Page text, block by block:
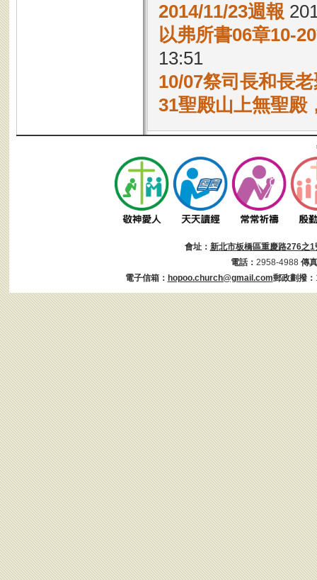
2014/11/23週報
以弗所書06章10-
13:51
10/07祭司長和長
31聖殿山上無聖殿
會址： 新北市板橋區重慶路276之1
電話： 2958-4988 傳
電子信箱： hopoo.church@gmail.com郵政劃撥：